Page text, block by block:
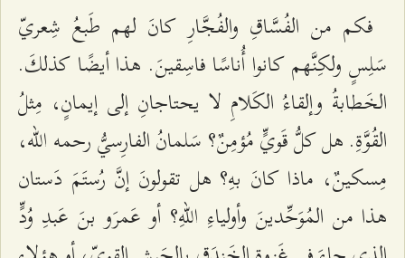
فكم من الفُسَّاقِ والفُجَّارِ كانَ لهم طَبعُ شِعريّ
سَلِسٍ ولكِنَّهم كانوا أُناسًا فاسِقينَ. هذا أيضًا كذلكَ.
الخَطابةُ وإلقاءُ الكَلامِ لا يحتاجانِ إلى إيمانٍ، مِثلُ
القُوَّةِ. هل كلُّ قَويٍّ مُؤمِنٌ؟ سَلمانُ الفارِسيُّ رحمه الله،
مِسكينٌ، ماذا كانَ بهِ؟ هل تقولونَ إنَّ رُستَمَ دَستان
هذا من المُوَحِّدينَ وأولياءِ اللهِ؟ أو عَمرَو بنَ عَبدِ وُدٍّ